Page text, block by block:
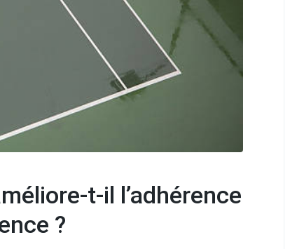
t-il l’adhérence
?